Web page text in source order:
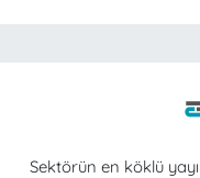
Sektörün en köklü